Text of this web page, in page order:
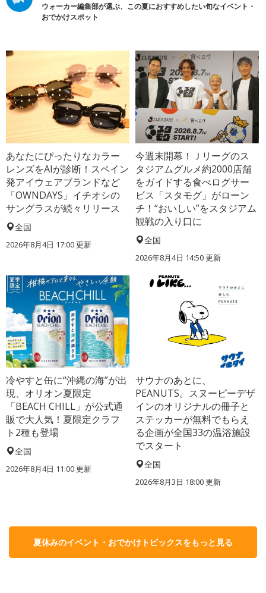
ウォーカー編集部が選ぶ、この夏におすすめしたい旬なイベント・
おでかけスポット
あなたにぴったりなカラー
レンズをAIが診断！スペイン
発アイウェアブランドなど
「OWNDAYS」イチオシの
サングラスが続々リリース
全国
2026年8月4日 17:00更新
今週末開幕！Ｊリーグのス
タジアムグルメ約2000店舗
をガイドする食べログサー
ビス「スタモグ」がローン
チ！“おいしい”をスタジアム
観戦の入り口に
全国
2026年8月4日 14:50更新
冷やすと缶に“沖縄の海”が出
現、オリオン夏限定
「BEACH CHILL」が公式通
販で大人気！夏限定クラフ
ト2種も登場
全国
2026年8月4日 11:00更新
サウナのあとに、
PEANUTS。スヌーピーデザ
インのオリジナルの冊子と
ステッカーが無料でもらえ
る企画が全国33の温浴施設
でスタート
全国
2026年8月3日 18:00更新
夏休みのイベント・おでかけトピックスをもっと見る